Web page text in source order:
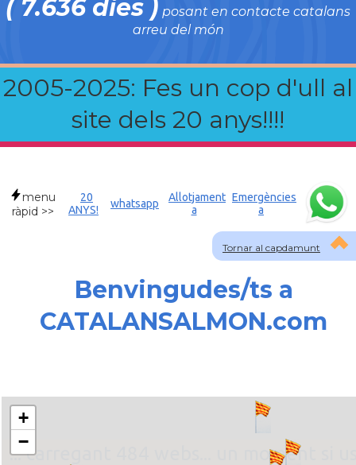
( 7.636 dies ) posant en contacte catalans
arreu del món
2005-2025: Fes un cop d'ull al
site dels 20 anys!!!!
Tornar al capdamunt
menu
ràpid >>
20
ANYS!
whatsapp
Allotjament
a
Emergències
a
Benvingudes/ts a
CATALANSALMON.com
... carregant 484 webs... un moment si
+
−